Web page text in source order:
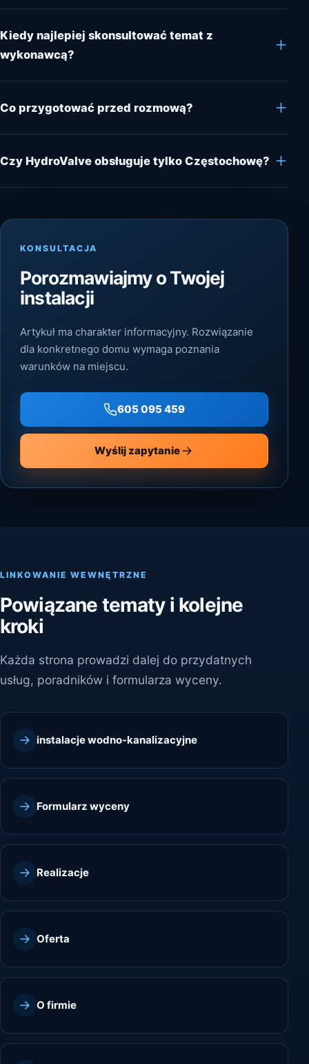
Kiedy najlepiej skonsultować temat z
wykonawcą?
Co przygotować przed rozmową?
Czy HydroValve obsługuje tylko Częstochowę?
KONSULTACJA
Porozmawiajmy o Twojej
instalacji
Artykuł ma charakter informacyjny. Rozwiązanie
dla konkretnego domu wymaga poznania
warunków na miejscu.
605 095 459
Wyślij zapytanie
LINKOWANIE WEWNĘTRZNE
Powiązane tematy i kolejne
kroki
Każda strona prowadzi dalej do przydatnych
usług, poradników i formularza wyceny.
instalacje wodno-kanalizacyjne
Formularz wyceny
Realizacje
Oferta
O firmie